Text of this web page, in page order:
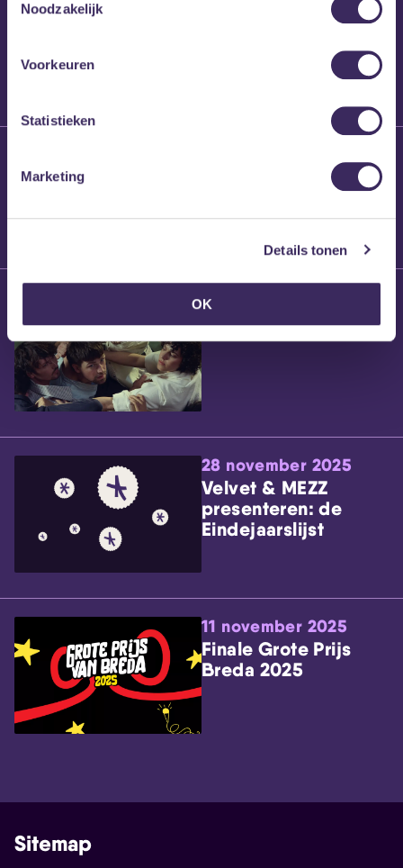
Noodzakelijk
Voorkeuren
Statistieken
Marketing
Details tonen
OK
Brennt Vanneste
24 maart 2026
Willem’s Blog: Ão
28 november 2025
Velvet & MEZZ
presenteren: de
Eindejaarslijst
11 november 2025
Finale Grote Prijs
Breda 2025
Sitemap